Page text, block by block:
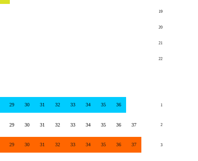
19
20
21
22
29 30 31 32 33 34 35 36 1
29 30 31 32 33 34 35 36 37 2
29 30 31 32 33 34 35 36 37 3